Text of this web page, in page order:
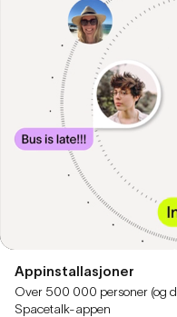
Appinstallasjoner
Over 500 000 personer (og
Spacetalk-appen